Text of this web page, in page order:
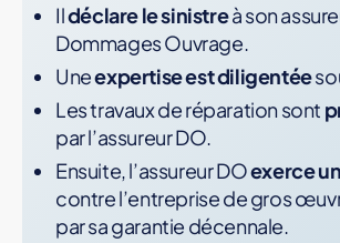
Ildéclare le sinistreà son
Dommages Ouvrage.
Uneexpertise est diligentée
Les travaux de réparation sont
par l’assureur DO.
Ensuite, l’assureur DOexerce
contre l’entreprise de gros
par sa garantie décennale.